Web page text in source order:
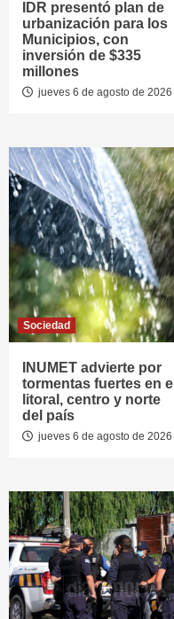
IDR presentó plan de
urbanización para los
Municipios, con
inversión de $335
millones
jueves 6 de agosto de 2026
Sociedad
INUMET advierte por
tormentas fuertes en el
litoral, centro y norte
del país
jueves 6 de agosto de 2026